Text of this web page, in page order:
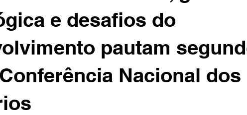
e desafios do
pautam
Nacional dos